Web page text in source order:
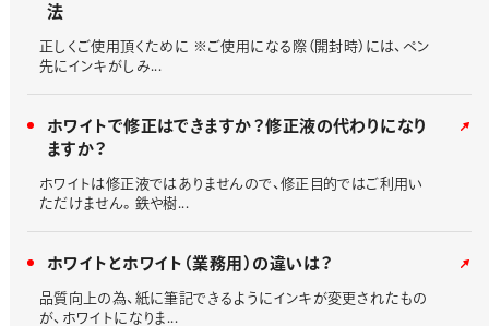
法
正しくご使用頂くために ※ご使用になる際（開封時）には、ペン
先にインキがしみ...
ホワイトで修正はできますか？修正液の代わりになり
ますか？
ホワイトは修正液ではありませんので、修正目的ではご利用い
ただけません。鉄や樹...
ホワイトとホワイト（業務用）の違いは？
品質向上の為、紙に筆記できるようにインキが変更されたもの
が、ホワイトになりま...